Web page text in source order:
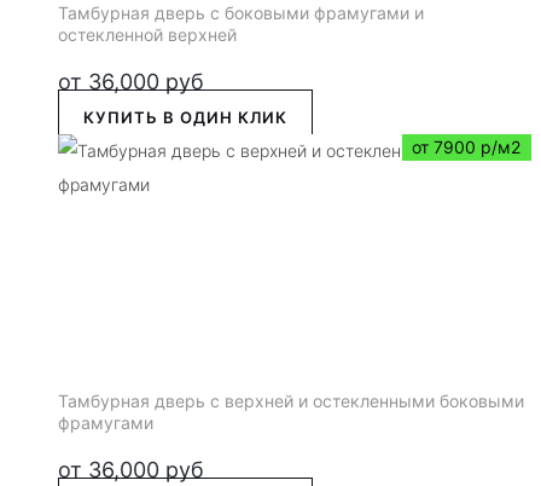
Тамбурная дверь с боковыми фрамугами и
остекленной верхней
от 36,000 руб
КУПИТЬ В ОДИН КЛИК
от 7900 р/м2
Тамбурная дверь с верхней и остекленными боковыми
фрамугами
от 36,000 руб